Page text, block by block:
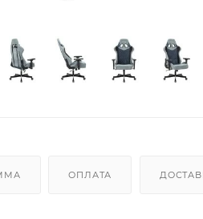
ОПЛАТА